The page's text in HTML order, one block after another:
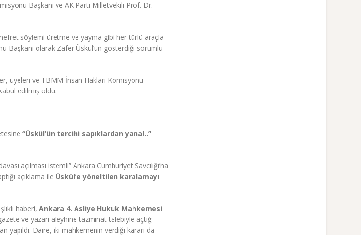
Başkanı ve AK Parti Milletvekili Prof. Dr.
söylemi üretme ve yayma gibi her türlü araçla
Başkanı olarak Zafer Üskül’ün gösterdiği sorumlu
üyeleri ve TBMM İnsan Hakları Komisyonu
edilmiş oldu.
“Üskül’ün tercihi sapıklardan yana!..”
açılması istemli” Ankara Cumhuriyet Savcılığı’na
açıklama ile Üskül’e yöneltilen karalamayı
haberi, Ankara 4. Asliye Hukuk Mahkemesi
ve yazarı aleyhine tazminat talebiyle açtığı
yapıldı. Daire, iki mahkemenin verdiği kararı da